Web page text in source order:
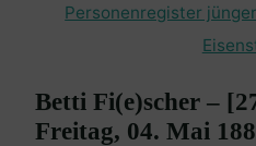
Personenregister
Betti Fi(e)scher –
Freitag, 04. Mai